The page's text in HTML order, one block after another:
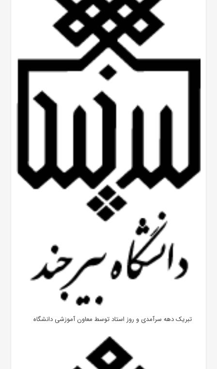
تبریک دهه سرآمدی و روز استاد توسط معاون آموزشی دانشگاه